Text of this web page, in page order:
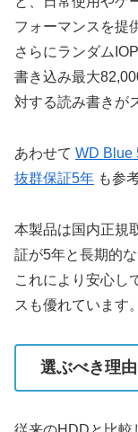
フォーマンスを提
さらにランダム
書き込み最大
対する読み書きが
あわせて WD Blue
抜群保証5年 も参
本製品は国内正規
証が5年と長期的
これにより安心し
スも優れています。
選ぶべき理